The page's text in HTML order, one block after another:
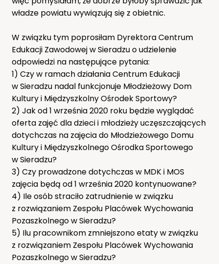
władze powiatu wywiązują się z obietnic.
W związku tym poprosiłam Dyrektora Centrum
Edukacji Zawodowej w Sieradzu o udzielenie
odpowiedzi na następujące pytania:
1) Czy w ramach działania Centrum Edukacji
w Sieradzu nadal funkcjonuje Młodzieżowy Dom
Kultury i Międzyszkolny Ośrodek Sportowy?
2) Jak od 1 września 2020 roku będzie wyglądać
oferta zajęć dla dzieci i młodzieży uczęszczających
dotychczas na zajęcia do Młodzieżowego Domu
Kultury i Międzyszkolnego Ośrodka Sportowego
w Sieradzu?
3) Czy prowadzone dotychczas w MDK i MOS
zajęcia będą od 1 września 2020 kontynuowane?
4) Ile osób straciło zatrudnienie w związku
z rozwiązaniem Zespołu Placówek Wychowania
Pozaszkolnego w Sieradzu?
5) Ilu pracownikom zmniejszono etaty w związku
z rozwiązaniem Zespołu Placówek Wychowania
Pozaszkolnego w Sieradzu?